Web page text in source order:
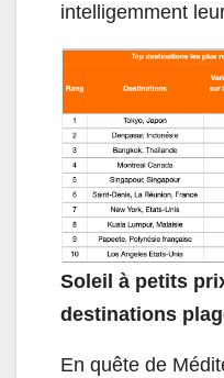
intelligemment
Soleil à petits
destinations
En quête de